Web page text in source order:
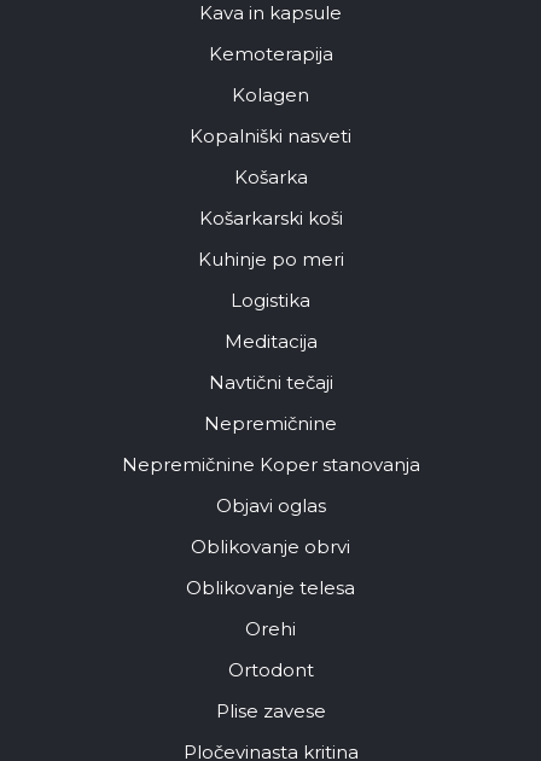
Kava in kapsule
Kemoterapija
Kolagen
Kopalniški nasveti
Košarka
Košarkarski koši
Kuhinje po meri
Logistika
Meditacija
Navtični tečaji
Nepremičnine
Nepremičnine Koper stanovanja
Objavi oglas
Oblikovanje obrvi
Oblikovanje telesa
Orehi
Ortodont
Plise zavese
Pločevinasta kritina